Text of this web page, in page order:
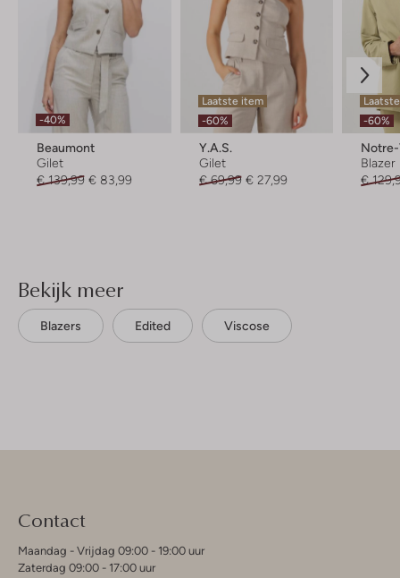
-40%
Beaumont
Gilet
€ 139,99 € 83,99
Laatste item
-60%
Y.a.s.
Gilet
€ 69,99 € 27,99
-60%
Blazer
€
Bekijk meer
Blazers Edited Viscose
Contact
Maandag - Vrijdag 09:00 - 19:00 uur
Zaterdag 09:00 - 17:00 uur